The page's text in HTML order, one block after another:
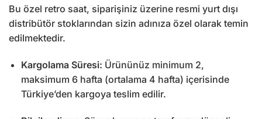
Bu özel retro saat, siparişiniz üzerine resmi yurt dışı
distribütör stoklarından sizin adınıza özel olarak temin
edilmektedir.
Kargolama Süresi: Ürününüz minimum 2,
maksimum 6 hafta (ortalama 4 hafta) içerisinde
Türkiye’den kargoya teslim edilir.